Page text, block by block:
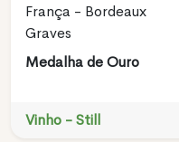
França - Bordeaux
Graves
Medalha de Ouro
Vinho - Still